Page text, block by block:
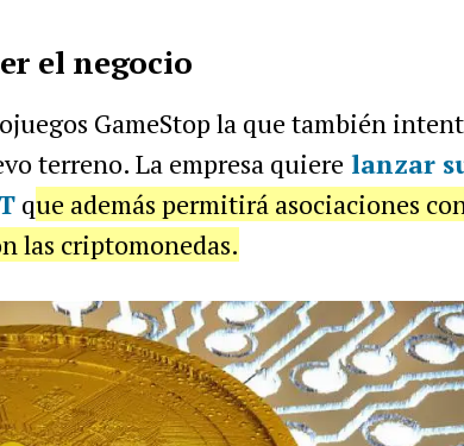
el negocio
GameStop la que también
terreno. La empresa quiere lanzar
que además permitirá asociaciones
las criptomonedas.